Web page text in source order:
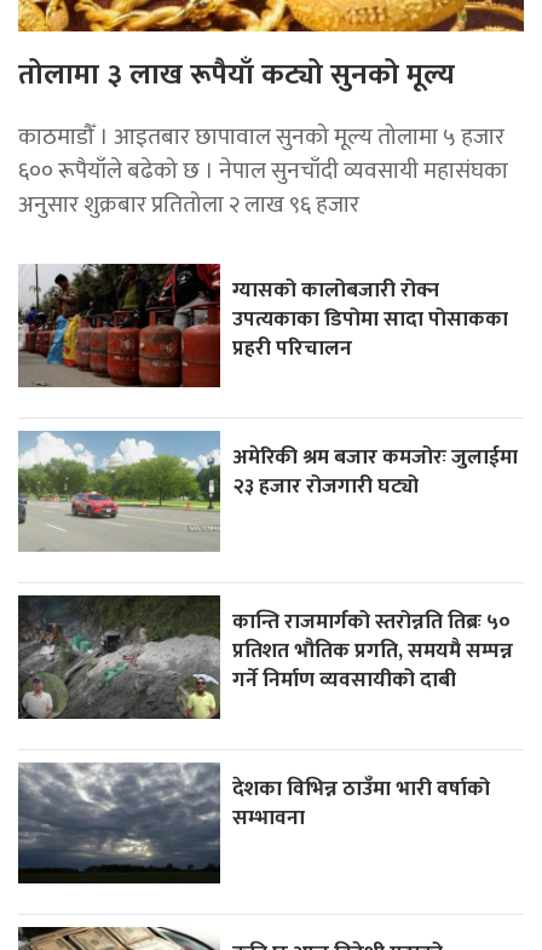
तोलामा ३ लाख रूपैयाँ कट्यो सुनको मूल्य
काठमाडौँ । आइतबार छापावाल सुनको मूल्य तोलामा ५ हजार
६०० रूपैयाँले बढेको छ । नेपाल सुनचाँदी व्यवसायी महासंघका
अनुसार शुक्रबार प्रतितोला २ लाख ९६ हजार
ग्यासको कालोबजारी रोक्न
उपत्यकाका डिपोमा सादा पोसाकका
प्रहरी परिचालन
अमेरिकी श्रम बजार कमजोरः जुलाईमा
२३ हजार रोजगारी घट्यो
कान्ति राजमार्गको स्तरोन्नति तिब्रः ५०
प्रतिशत भौतिक प्रगति, समयमै सम्पन्न
गर्ने निर्माण व्यवसायीको दाबी
देशका विभिन्न ठाउँमा भारी वर्षाको
सम्भावना